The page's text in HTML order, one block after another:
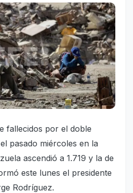
fallecidos por el doble
pasado miércoles en la
ascendió a 1.719 y la de
este lunes el presidente
Rodríguez.